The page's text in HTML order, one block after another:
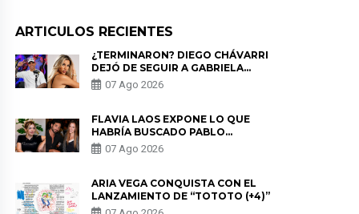
ARTICULOS RECIENTES
¿TERMINARON? DIEGO CHÁVARRI
DEJÓ DE SEGUIR A GABRIELA
HERRERA Y ANUNCIA SU SALIDA
DE PÓDCAST
07 Ago 2026
FLAVIA LAOS EXPONE LO QUE
HABRÍA BUSCADO PABLO
HEREDIA CON ALE FULLER: “UNA
DE LAS PARTES QUERÍA EL
07 Ago 2026
ARIA VEGA CONQUISTA CON EL
LANZAMIENTO DE “TOTOTO (+4)”